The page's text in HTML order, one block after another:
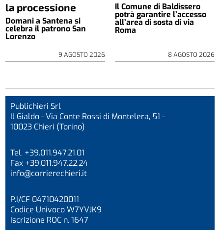
la processione
Domani a Santena si
celebra il patrono San
Lorenzo
9 AGOSTO 2026
Il Comune di Baldissero
potrà garantire l’accesso
all’area di sosta di via
Roma
8 AGOSTO 2026
Publichieri Srl
Il Gialdo - Via Conte Rossi di Montelera, 51 -
10023 Chieri (Torino)
Tel. +39.011.947.21.01
Fax +39.011.947.22.24
info@corrierechieri.it
P.I/CF 04710420011
Codice Univoco W7YVJK9
Iscrizione ROC n. 1647